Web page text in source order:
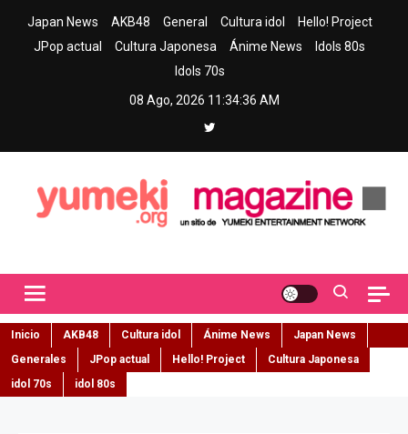
Japan News AKB48 General Cultura idol
Hello! Project
JPop actual
Cultura Japonesa Ánime News
Idols 80s
Idols 70s
08 Ago, 2026 11:34:37 AM
Inicio AKB48 Cultura idol Ánime News
Japan News
Generales
JPop actual Hello! Project
Cultura Japonesa
idol 70s
idol 80s